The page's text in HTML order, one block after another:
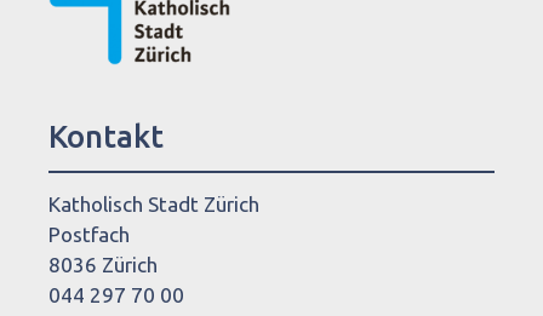
Kontakt
Katholisch Stadt Zürich
Postfach
8036 Zürich
044 297 70 00